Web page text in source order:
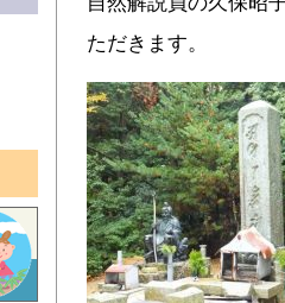
ただきます。